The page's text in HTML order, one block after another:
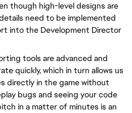
though high-level designs are
need to be implemented
into the Development Director
tools are advanced and
quickly, which in turn allows us
directly in the game without
bugs and seeing your code
in a matter of minutes is an